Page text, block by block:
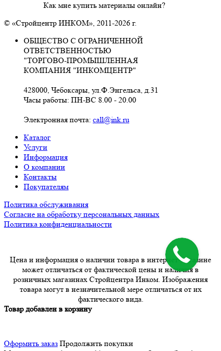
Как мне купить материалы онлайн?
© «Стройцентр ИНКОМ», 2011-2026 г.
ОБЩЕСТВО С ОГРАНИЧЕННОЙ
ОТВЕТСТВЕННОСТЬЮ
"ТОРГОВО-ПРОМЫШЛЕННАЯ
КОМПАНИЯ "ИНКОМЦЕНТР"
428000, Чебоксары, ул.Ф.Энгельса, д.31
Часы работы: ПН-ВС 8.00 - 20.00
Электронная почта: call@ink.ru
Каталог
Услуги
Информация
О компании
Контакты
Покупателям
Политика обслуживания
Согласие на обработку персональных данных
Политика конфиденциальности
Цена и информация о наличии товара в интернет-магазине
может отличаться от фактической цены и наличия в
розничных магазинах Стройцентра Инком. Изображения
товара могут в незначительной мере отличаться от их
фактического вида.
Товар добавлен в корзину
Оформить заказ Продолжить покупки